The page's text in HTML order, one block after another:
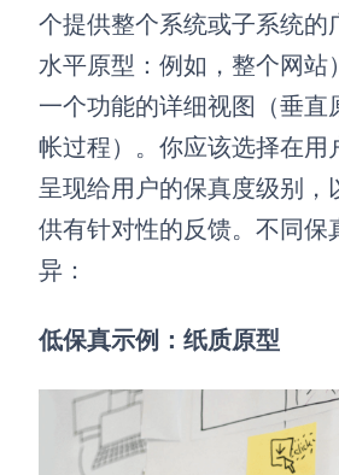
个提供整个系统或子系统的
水平原型：例如，整个网站
一个功能的详细视图（垂直
帐过程）。你应该选择在用
呈现给用户的保真度级别，
供有针对性的反馈。不同保
异：
低保真示例：纸质原型